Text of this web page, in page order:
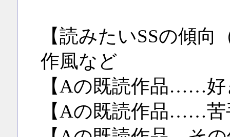
【読みたいSSの傾
作風など
【Aの既読作品……好
【Aの既読作品……苦